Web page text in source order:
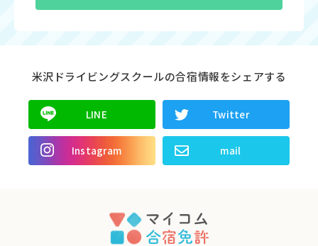
米沢ドライビングスクールの合宿情報をシェアする
LINE Twitter
Instagram mail